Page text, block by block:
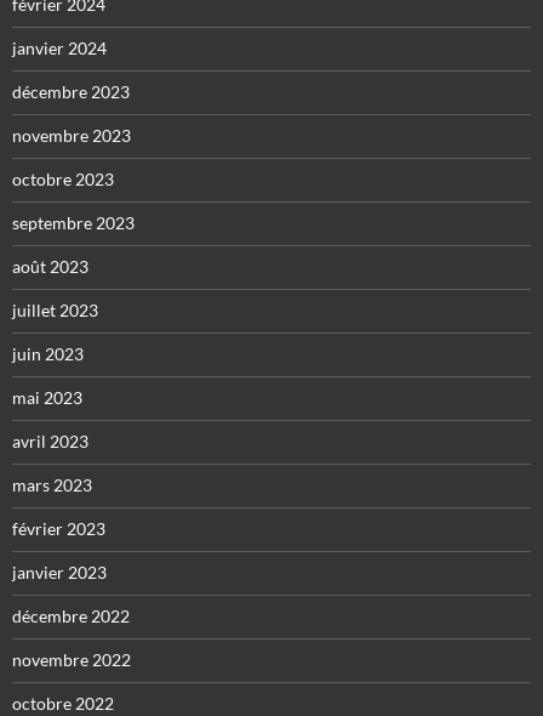
février 2024
janvier 2024
décembre 2023
novembre 2023
octobre 2023
septembre 2023
août 2023
juillet 2023
juin 2023
mai 2023
avril 2023
mars 2023
février 2023
janvier 2023
décembre 2022
novembre 2022
octobre 2022